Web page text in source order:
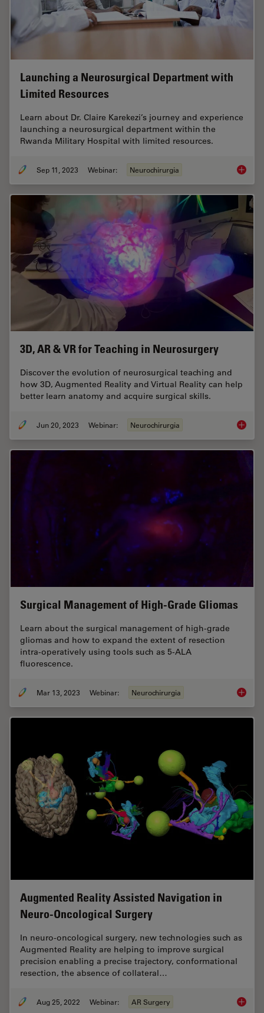
Launching a Neurosurgical Department with
Limited Resources
Learn about Dr. Claire Karekezi’s journey and experience
launching a neurosurgical department within the
Rwanda Military Hospital with limited resources.
Sep 11, 2023 Webinar: Neurochirurgia
3D, AR & VR for Teaching in Neurosurgery
Discover the evolution of neurosurgical teaching and
how 3D, Augmented Reality and Virtual Reality can help
better learn anatomy and acquire surgical skills.
Jun 20, 2023 Webinar: Neurochirurgia 3D, AR
Surgical Management of High-Grade Gliomas
Learn about the surgical management of high-grade
gliomas and how to expand the extent of resection
intra-operatively using tools such as 5-ALA
fluorescence.
Mar 13, 2023 Webinar: Neurochirurgia
Augmented Reality Assisted Navigation in
Neuro-Oncological Surgery
In neuro-oncological surgery, new technologies such as
Augmented Reality are helping to improve surgical
precision enabling a precise trajectory, conformational
resection, the absence of collateral…
Aug 25, 2022 Webinar: AR Surgery